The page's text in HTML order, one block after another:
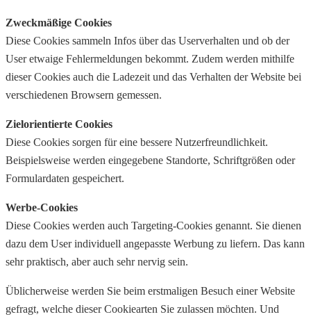
Zweckmäßige Cookies
Diese Cookies sammeln Infos über das Userverhalten und ob der
User etwaige Fehlermeldungen bekommt. Zudem werden mithilfe
dieser Cookies auch die Ladezeit und das Verhalten der Website bei
verschiedenen Browsern gemessen.
Zielorientierte Cookies
Diese Cookies sorgen für eine bessere Nutzerfreundlichkeit.
Beispielsweise werden eingegebene Standorte, Schriftgrößen oder
Formulardaten gespeichert.
Werbe-Cookies
Diese Cookies werden auch Targeting-Cookies genannt. Sie dienen
dazu dem User individuell angepasste Werbung zu liefern. Das kann
sehr praktisch, aber auch sehr nervig sein.
Üblicherweise werden Sie beim erstmaligen Besuch einer Website
gefragt, welche dieser Cookiearten Sie zulassen möchten. Und